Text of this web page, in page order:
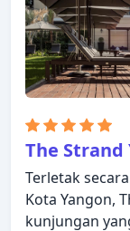
seharian
manfaatkan
ruangan, spa,
dan
Residence
tempat
The Strand
Terletak
Kota Yangon,
kunjungan